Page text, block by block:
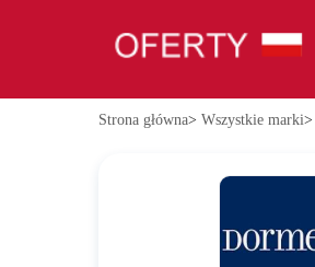
Strona główna> Wszystkie marki>